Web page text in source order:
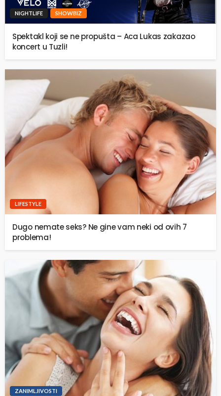
NIGHTLIFE SHOWBIZ
Spektakl koji se ne propušta – Aca Lukas zakazao
koncert u Tuzli!
LIFESTYLE
Dugo nemate seks? Ne gine vam neki od ovih 7
problema!
ZANIMLJIVOSTI